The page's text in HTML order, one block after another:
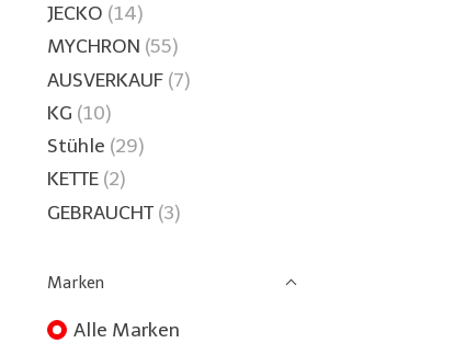
JECKO (14)
MYCHRON (55)
AUSVERKAUF (7)
KG (10)
Stühle (29)
KETTE (2)
GEBRAUCHT (3)
Marken
Alle Marken